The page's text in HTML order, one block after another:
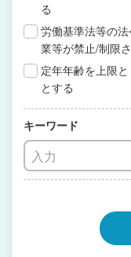
る
労働基準法等の
業等が禁止/制限
定年年齢を上限
とする
キーワード